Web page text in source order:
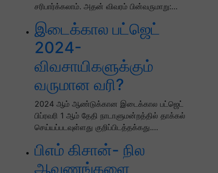
சரிபார்க்கலாம். அதன் விவரம் பின்வருமாறு:…
இடைக்கால பட்ஜெட்
2024-
விவசாயிகளுக்கும்
வருமான வரி?
2024 ஆம் ஆண்டுக்கான இடைக்கால பட்ஜெட்
பிப்ரவரி 1 ஆம் தேதி நாடாளுமன்றத்தில் தாக்கல்
செய்யப்படவுள்ளது குறிப்பிடத்தக்கது.…
பிஎம் கிசான்- நில
ஆவணங்களை